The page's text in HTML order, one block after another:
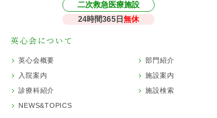
二次救急医療施設
24時間365日 無休
英心会について
英心会概要
部門紹介
入院案内
施設案内
診療科紹介
施設検索
NEWS&TOPICS